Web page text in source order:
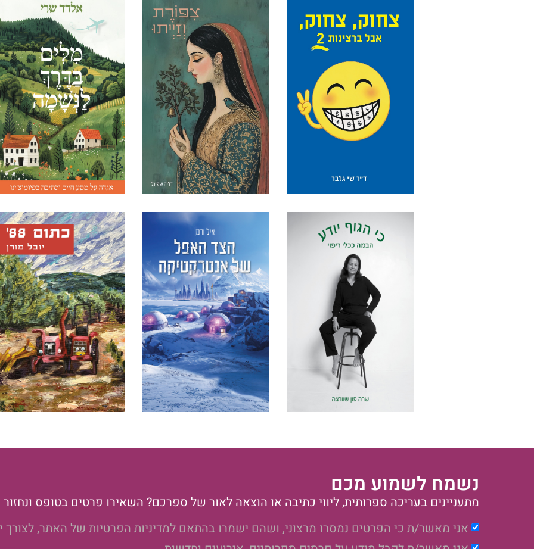
נשמח לשמוע מכם
מתעניינים בעריכה ספרותית, ליווי כתיבה או הוצאה לאור של ספרכם? השאירו פרטים בטופס
אני מאשר/ת כי הפרטים נמסרו מרצוני, ושהם ישמרו בהתאם למדיניות הפרטיות של האתר, לצורך